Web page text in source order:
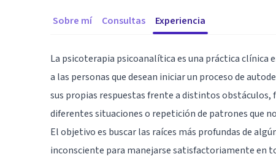
Sobre mí Consultas Experiencia
La psicoterapia psicoanalítica es una práctica clínica
a las personas que desean iniciar un proceso de
sus propias respuestas frente a distintos
diferentes situaciones o repetición de patrones que
El objetivo es buscar las raíces más profundas de
inconsciente para manejarse satisfactoriamente en